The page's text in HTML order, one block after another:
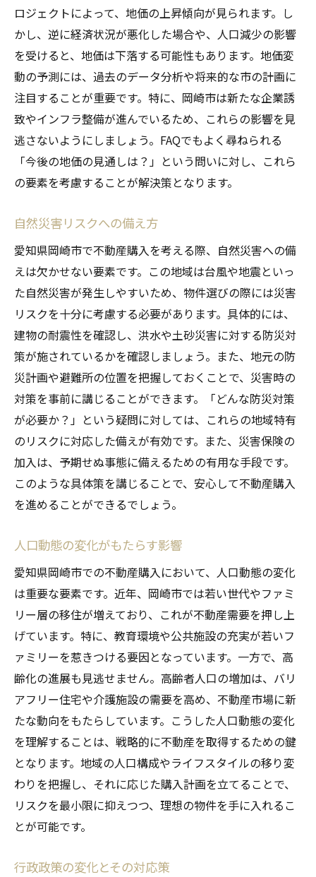
ロジェクトによって、地価の上昇傾向が見られます。し
かし、逆に経済状況が悪化した場合や、人口減少の影響
を受けると、地価は下落する可能性もあります。地価変
動の予測には、過去のデータ分析や将来的な市の計画に
注目することが重要です。特に、岡崎市は新たな企業誘
致やインフラ整備が進んでいるため、これらの影響を見
逃さないようにしましょう。FAQでもよく尋ねられる
「今後の地価の見通しは？」という問いに対し、これら
の要素を考慮することが解決策となります。
自然災害リスクへの備え方
愛知県岡崎市で不動産購入を考える際、自然災害への備
えは欠かせない要素です。この地域は台風や地震といっ
た自然災害が発生しやすいため、物件選びの際には災害
リスクを十分に考慮する必要があります。具体的には、
建物の耐震性を確認し、洪水や土砂災害に対する防災対
策が施されているかを確認しましょう。また、地元の防
災計画や避難所の位置を把握しておくことで、災害時の
対策を事前に講じることができます。「どんな防災対策
が必要か？」という疑問に対しては、これらの地域特有
のリスクに対応した備えが有効です。また、災害保険の
加入は、予期せぬ事態に備えるための有用な手段です。
このような具体策を講じることで、安心して不動産購入
を進めることができるでしょう。
人口動態の変化がもたらす影響
愛知県岡崎市での不動産購入において、人口動態の変化
は重要な要素です。近年、岡崎市では若い世代やファミ
リー層の移住が増えており、これが不動産需要を押し上
げています。特に、教育環境や公共施設の充実が若いフ
ァミリーを惹きつける要因となっています。一方で、高
齢化の進展も見逃せません。高齢者人口の増加は、バリ
アフリー住宅や介護施設の需要を高め、不動産市場に新
たな動向をもたらしています。こうした人口動態の変化
を理解することは、戦略的に不動産を取得するための鍵
となります。地域の人口構成やライフスタイルの移り変
わりを把握し、それに応じた購入計画を立てることで、
リスクを最小限に抑えつつ、理想の物件を手に入れるこ
とが可能です。
行政政策の変化とその対応策